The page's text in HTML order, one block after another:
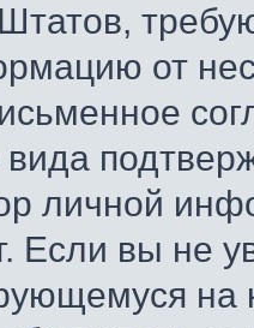
от
личной
Если вы не